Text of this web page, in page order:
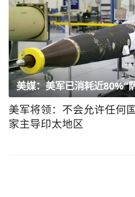
美军将领：不会允许任何国
家主导印太地区